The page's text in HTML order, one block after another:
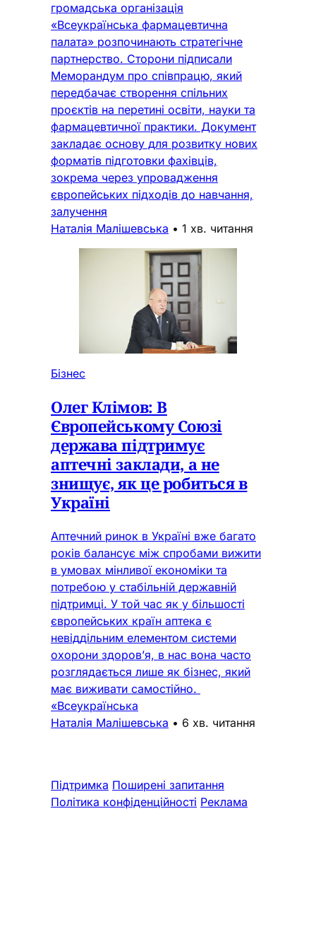
громадська організація
«Всеукраїнська фармацевтична
палата» розпочинають стратегічне
партнерство. Сторони підписали
Меморандум про співпрацю, який
передбачає створення спільних
проєктів на перетині освіти, науки та
фармацевтичної практики. Документ
закладає основу для розвитку нових
форматів підготовки фахівців,
зокрема через упровадження
європейських підходів до навчання,
залучення
Наталія Малішевська • 1 хв. читання
Бізнес
Олег Клімов: В
Європейському Союзі
держава підтримує
аптечні заклади, а не
знищує, як це робиться в
Україні
Аптечний ринок в Україні вже багато
років балансує між спробами вижити
в умовах мінливої економіки та
потребою у стабільній державній
підтримці. У той час як у більшості
європейських країн аптека є
невіддільним елементом системи
охорони здоров’я, в нас вона часто
розглядається лише як бізнес, який
має виживати самостійно.
«Всеукраїнська
Наталія Малішевська • 6 хв. читання
Підтримка Поширені запитання
Політика конфіденційності Реклама